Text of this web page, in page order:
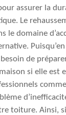
assurer la
Le
le domaine
de
si elle est
toiture. Ainsi,